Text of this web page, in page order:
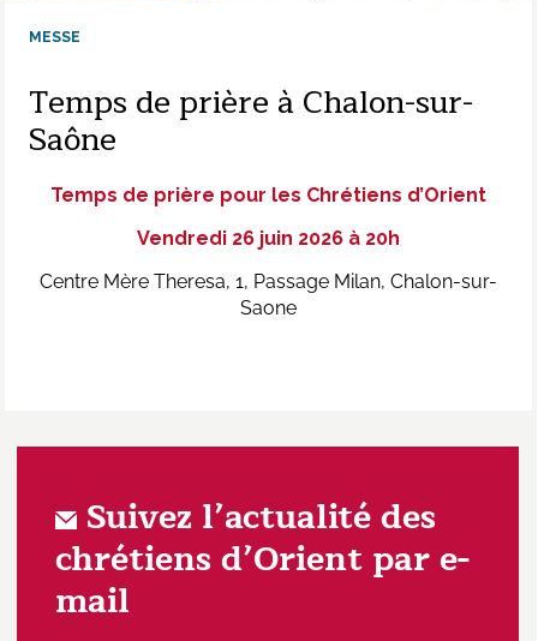
MESSE
Temps de prière à Chalon-sur-
Saône
Temps de prière pour les Chrétiens d’Orient
Vendredi 26 juin 2026 à 20h
Centre Mère Theresa, 1, Passage Milan, Chalon-sur-
Saone
Suivez l’actualité des
chrétiens d’Orient par e-
mail